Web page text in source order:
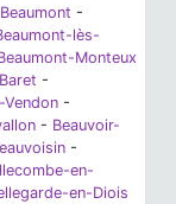
Beaumont -
lès-
Monteux
-
Vendon -
- Beauvoir-
-
en-
en-Diois